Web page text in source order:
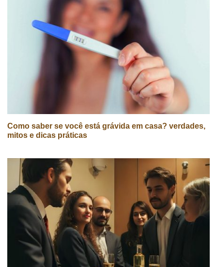
Como saber se você está grávida em casa? verdades,
mitos e dicas práticas